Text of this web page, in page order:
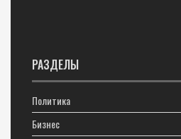
РАЗДЕЛЫ
Политика
Бизнес